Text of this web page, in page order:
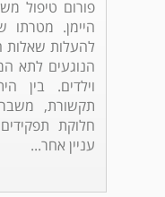
פורום טיפול
היימן.
להעלות שאלות
הנוגעים לתא
וילדים. בין
תקשורת,
חלוקת
עניין אחר...